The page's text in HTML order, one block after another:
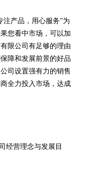
注产品，用心服务”为
您看中市场，可以加
限公司有足够的理由
障和发展前景的好品
司设置强有力的销售
全力投入市场，达成
经营理念与发展目